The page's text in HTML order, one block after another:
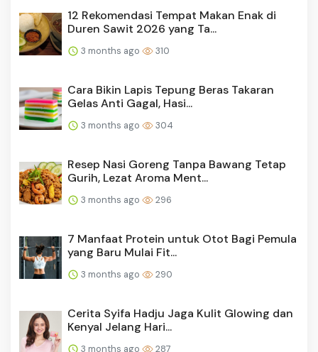
12 Rekomendasi Tempat Makan Enak di
Duren Sawit 2026 yang Ta...
3 months ago 310
Cara Bikin Lapis Tepung Beras Takaran
Gelas Anti Gagal, Hasi...
3 months ago 304
Resep Nasi Goreng Tanpa Bawang Tetap
Gurih, Lezat Aroma Ment...
3 months ago 296
7 Manfaat Protein untuk Otot Bagi Pemula
yang Baru Mulai Fit...
3 months ago 290
Cerita Syifa Hadju Jaga Kulit Glowing dan
Kenyal Jelang Hari...
3 months ago 287